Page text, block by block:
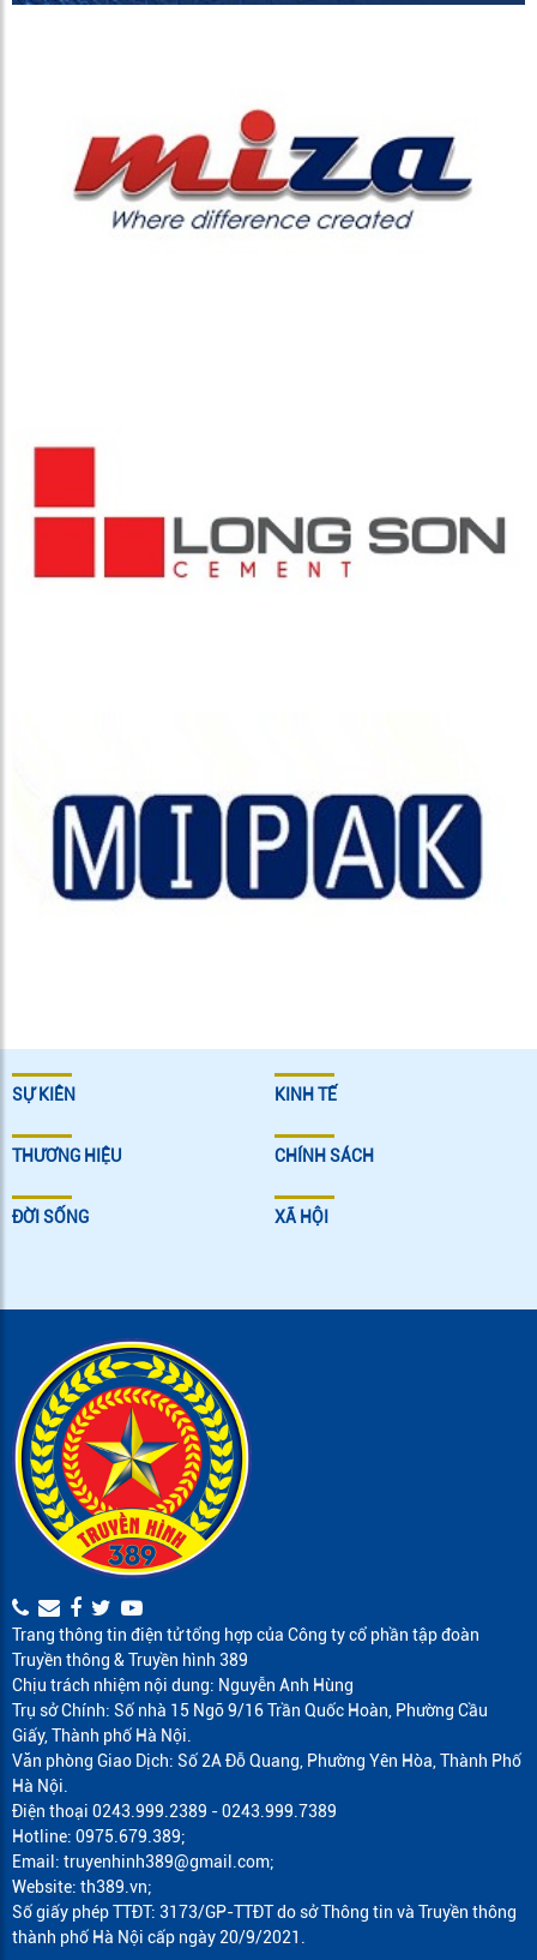
SỰ KIÊN KINH TẾ
THƯƠNG HIỆU CHÍNH SÁCH
ĐỜI SỐNG XÃ HỘI
Trang thông tin điện tử tổng hợp của Công ty cổ phần tập đoàn
Truyền thông & Truyền hình 389
Chịu trách nhiệm nội dung: Nguyễn Anh Hùng
Trụ sở Chính: Số nhà 15 Ngõ 9/16 Trần Quốc Hoàn, Phường Cầu
Giấy, Thành phố Hà Nội.
Văn phòng Giao Dịch: Số 2A Đỗ Quang, Phường Yên Hòa, Thành Phố
Hà Nội.
Điện thoại 0243.999.2389 - 0243.999.7389
Hotline: 0975.679.389;
Email: truyenhinh389@gmail.com;
Website: th389.vn;
Số giấy phép TTĐT: 3173/GP-TTĐT do sở Thông tin và Truyền thông
thành phố Hà Nội cấp ngày 20/9/2021.